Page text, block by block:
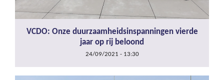
VCDO: Onze duurzaamheidsinspanningen vierde
jaar op rij beloond
24/09/2021 - 13:30